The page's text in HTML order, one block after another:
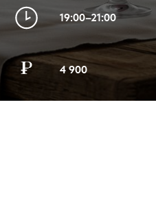
19:00–21:00
4 900